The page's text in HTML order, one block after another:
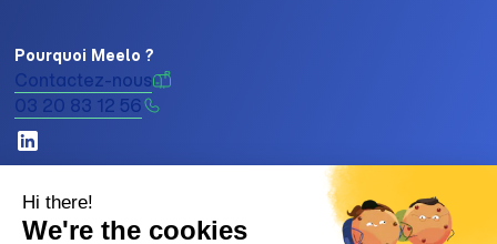
Pourquoi Meelo ?
Contactez-nous
03 20 83 12 56